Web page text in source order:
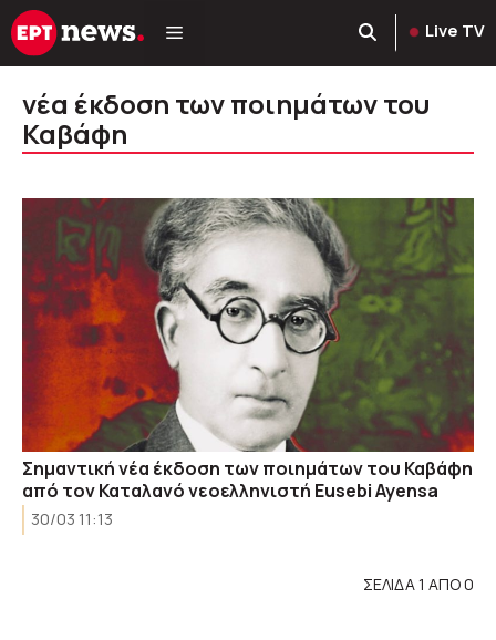
Μετάβαση
σε
Live TV
νέα έκδοση των ποιημάτων του
Καβάφη
Σημαντική νέα έκδοση των ποιημάτων του Καβάφη
από τον Καταλανό νεοελληνιστή Eusebi Ayensa
30/03 11:13
ΣΕΛΙΔΑ 1 ΑΠΟ 0